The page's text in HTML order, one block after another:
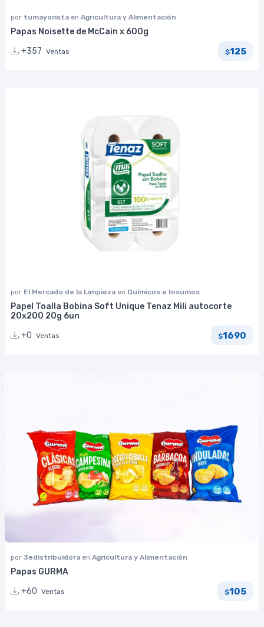
por tumayorista en Agricultura y Alimentación
Papas Noisette de McCain x 600g
+357 Ventas $125
por El Mercado de la Limpieza en Químicos e Insumos
Papel Toalla Bobina Soft Unique Tenaz Mili autocorte
20x200 20g 6un
+0 Ventas $1690
por 3edistribuidora en Agricultura y Alimentación
Papas GURMA
+60 Ventas $105